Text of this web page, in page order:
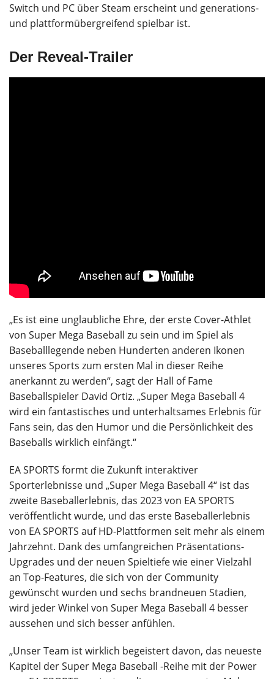
Switch und PC über Steam erscheint und generations-
und plattformübergreifend spielbar ist.
Der Reveal-Trailer
„Es ist eine unglaubliche Ehre, der erste Cover-Athlet
von Super Mega Baseball zu sein und im Spiel als
Baseballlegende neben Hunderten anderen Ikonen
unseres Sports zum ersten Mal in dieser Reihe
anerkannt zu werden“, sagt der Hall of Fame
Baseballspieler David Ortiz. „Super Mega Baseball 4
wird ein fantastisches und unterhaltsames Erlebnis für
Fans sein, das den Humor und die Persönlichkeit des
Baseballs wirklich einfängt.“
EA SPORTS formt die Zukunft interaktiver
Sporterlebnisse und „Super Mega Baseball 4“ ist das
zweite Baseballerlebnis, das 2023 von EA SPORTS
veröffentlicht wurde, und das erste Baseballerlebnis
von EA SPORTS auf HD-Plattformen seit mehr als einem
Jahrzehnt. Dank des umfangreichen Präsentations-
Upgrades und der neuen Spieltiefe wie einer Vielzahl
an Top-Features, die sich von der Community
gewünscht wurden und sechs brandneuen Stadien,
wird jeder Winkel von Super Mega Baseball 4 besser
aussehen und sich besser anfühlen.
„Unser Team ist wirklich begeistert davon, das neueste
Kapitel der Super Mega Baseball -Reihe mit der Power